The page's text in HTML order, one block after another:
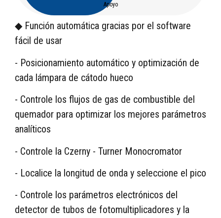
Apoyo
◆ Función automática gracias por el software
fácil de usar
- Posicionamiento automático y optimización de
cada lámpara de cátodo hueco
- Controle los flujos de gas de combustible del
quemador para optimizar los mejores parámetros
analíticos
- Controle la Czerny - Turner Monocromator
- Localice la longitud de onda y seleccione el pico
- Controle los parámetros electrónicos del
detector de tubos de fotomultiplicadores y la